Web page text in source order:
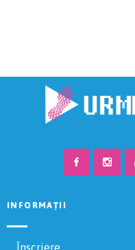
INFORMAȚII
Înscriere